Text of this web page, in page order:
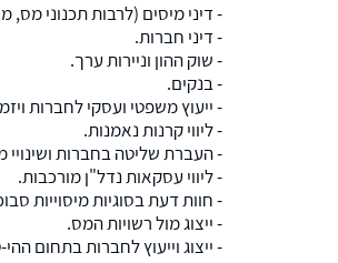
- דיני מיסים (לרבות תכנוני
- דיני חברות.
- שוק ההון וניירות ערך.
- בנקים.
- ייעוץ משפטי ועסקי לחברות
- ליווי קרנות נאמנות.
- העברת שליטה בחברות ושינויי
- ליווי עסקאות נדל"ן מורכבות.
- חוות דעת בסוגיות מיסוייות
- ייצוג מול רשויות המס.
- ייצוג וייעוץ לחברות בתחום